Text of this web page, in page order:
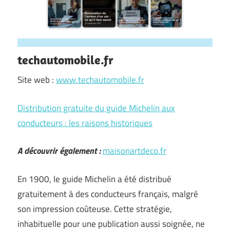
techautomobile.fr
Site web :www.techautomobile.fr
Distribution gratuite du guide Michelin aux
conducteurs : les raisons historiques
A découvrir également :maisonartdeco.fr
En 1900, le guide Michelin a été distribué
gratuitement à des conducteurs français, malgré
son impression coûteuse. Cette stratégie,
inhabituelle pour une publication aussi soignée, ne